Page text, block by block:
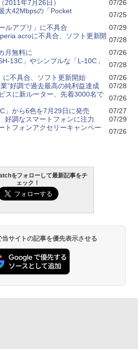
2011年7月26日）
07/26
大42Mbpsの「Pocket
07/25
ルアプリ」に不具合
07/29
acroに不具合、ソフト更新開 07/28
月無料に
07/26
13C」やシンプルな「L-10C」
07/28
に不具合、ソフト更新開始
07/26
”好調で過去最高の純利益達成
07/28
スに新ルーター、先着3000名で
07/26
」から6色を7月29日に発売
07/27
好調なスマートフォンに注力
07/29
トフォンアクセリーキャンペー
07/26
をフォローして最新記事をチ
ェック！
サイトの記事を優先表示させる